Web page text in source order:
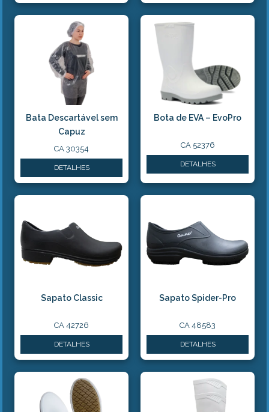
Bata Descartável sem
Capuz
CA 30354
DETALHES
Bota de EVA – EvoPro
CA 52376
DETALHES
Sapato Classic
CA 42726
DETALHES
Sapato Spider-Pro
CA 48583
DETALHES